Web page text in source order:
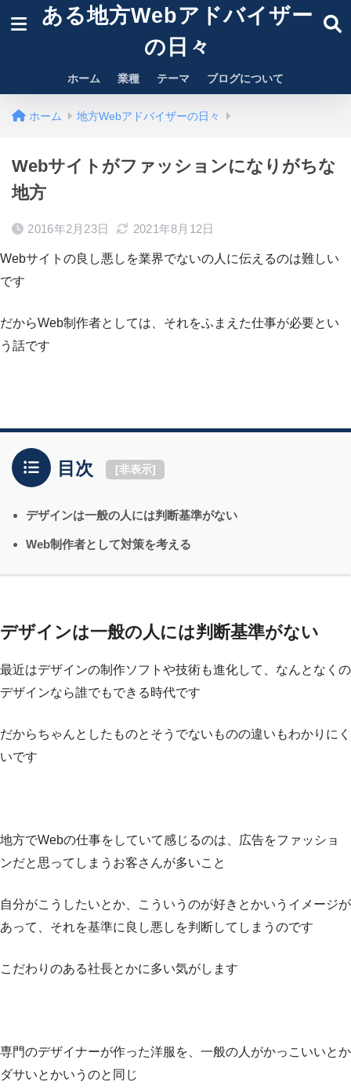
ある地方Webアドバイザー
の日々
ホーム 業種 テーマ ブログについて
ホーム 地方Webアドバイザーの日々
Webサイトがファッションになりがちな
地方
2016年2月23日 2021年8月12日
Webサイトの良し悪しを業界でないの人に伝えるのは難しい
です
だからWeb制作者としては、それをふまえた仕事が必要とい
う話です
目次 [非表示]
デザインは一般の人には判断基準がない
Web制作者として対策を考える
デザインは一般の人には判断基準がない
最近はデザインの制作ソフトや技術も進化して、なんとなくの
デザインなら誰でもできる時代です
だからちゃんとしたものとそうでないものの違いもわかりにく
いです
地方でWebの仕事をしていて感じるのは、広告をファッショ
ンだと思ってしまうお客さんが多いこと
自分がこうしたいとか、こういうのが好きとかいうイメージが
あって、それを基準に良し悪しを判断してしまうのです
こだわりのある社長とかに多い気がします
専門のデザイナーが作った洋服を、一般の人がかっこいいとか
ダサいとかいうのと同じ